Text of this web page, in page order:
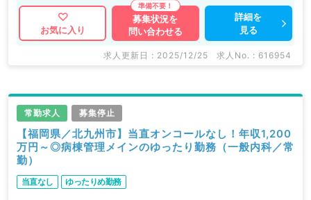
回復期リハ病棟の病棟管理がメインのお仕事◎
オペなしでゆったりめのご勤務です！
お気に入り
募集状況を
問い合わせる
詳細を
見る
求人更新日 : 2025/12/25 求人No. : 616954
常勤求人 募集停止
【福岡県／北九州市】当直オンコールなし！年収1,200
万円～◎病棟管理メインのゆったり勤務（一般内科／常
勤）
当直なし ゆったりめ勤務